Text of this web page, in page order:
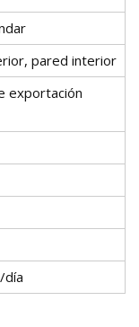
pared interior
exportación
día